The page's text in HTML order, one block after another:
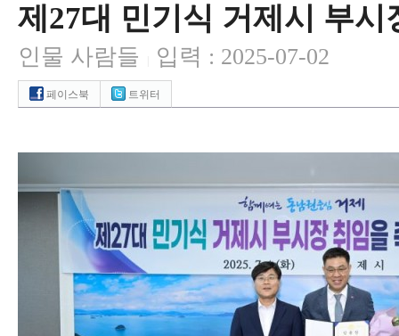
제27대 민기식 거제시 부시
인물 사람들 입력 : 2025-07-02
페이스북 트위터